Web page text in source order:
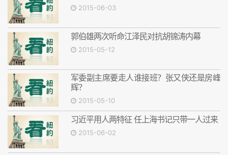
2015-06-03
郭伯雄两次听命江泽民对抗胡锦涛内幕
2015-05-12
军委副主席要走人谁接班？张又侠还是房峰
辉？
2015-05-10
习近平用人两特征 任上海书记只带一人过来
2015-06-02